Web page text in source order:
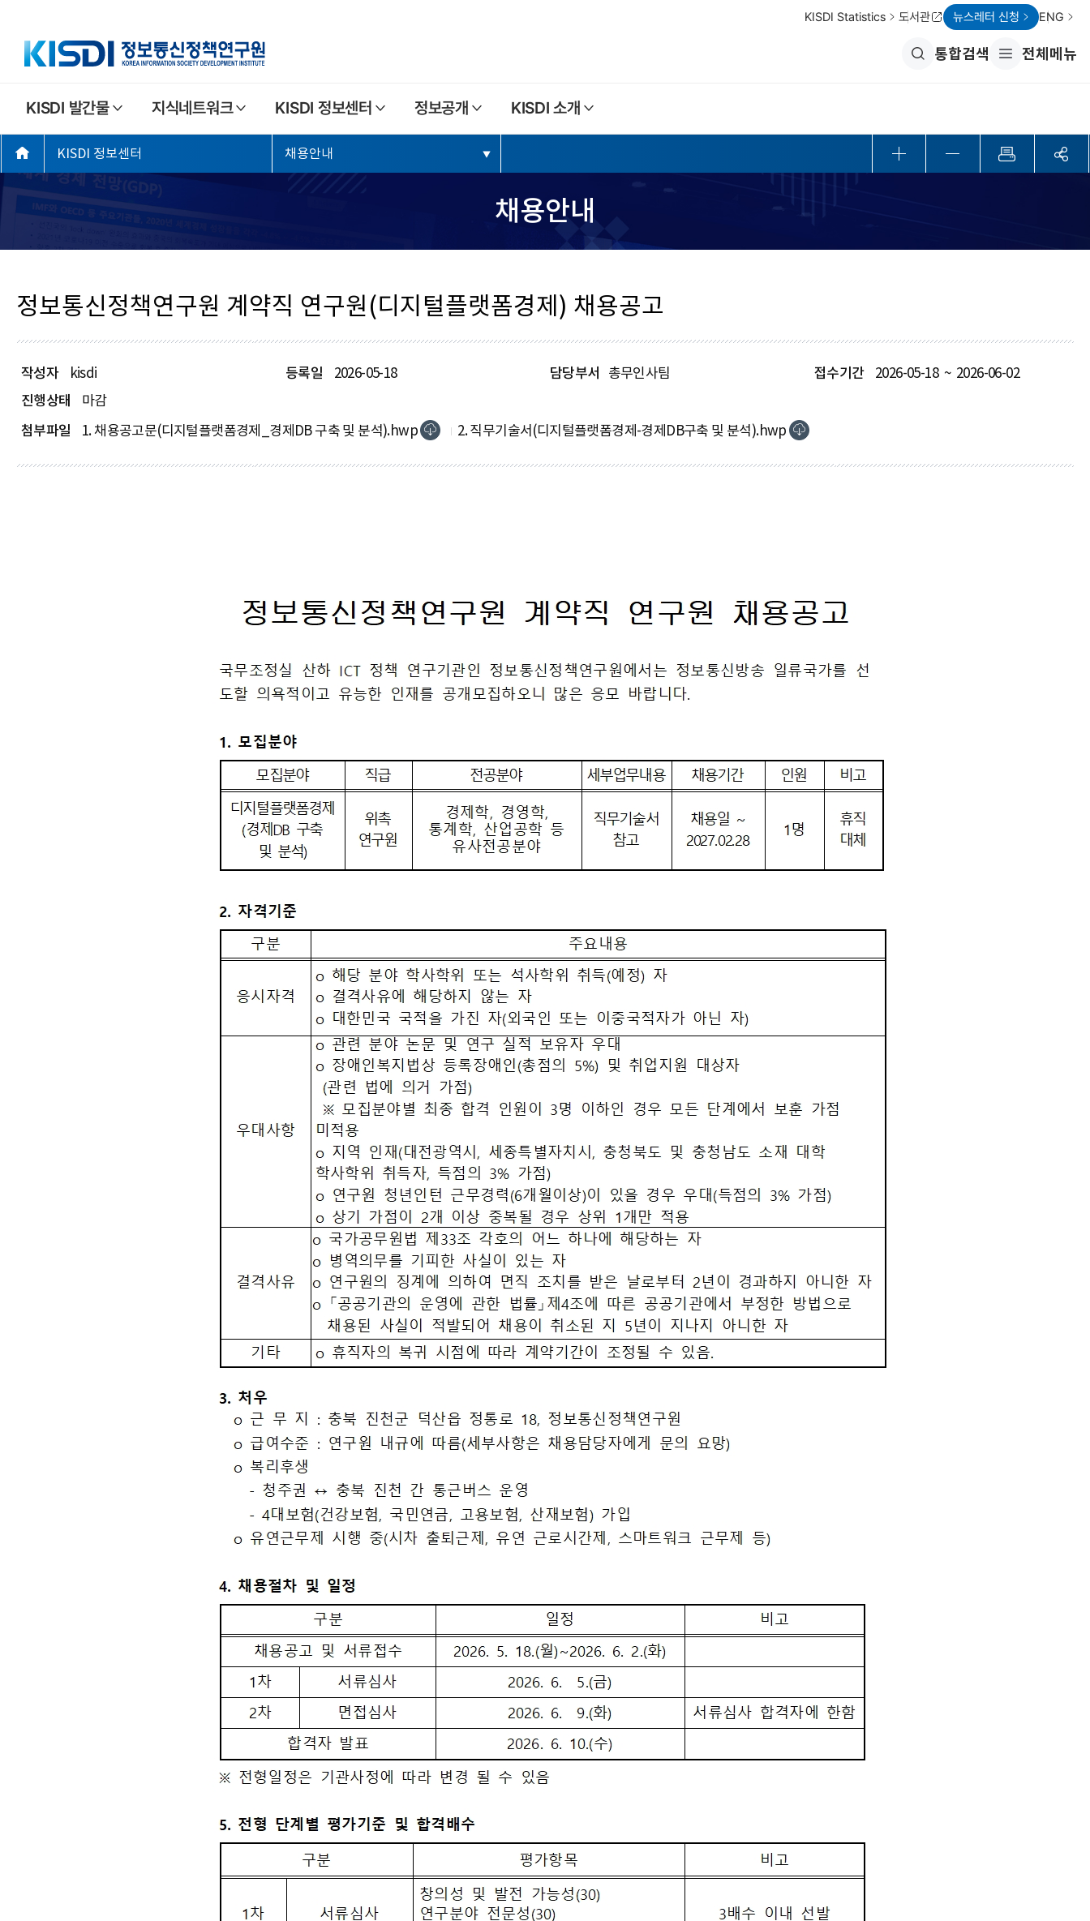
KISDI Statistics 도서관 뉴스레터 신청 ENG
통합검색 전체메뉴
전
열
기
주
요
메
뉴
KISDI 발간물 지식네트워크 KISDI 정보센터 정보공개 KISDI 소개
좌
측
메
KISDI 정보센터 채용안내
채용안내
정보통신정책연구원 계약직 연구원(디지털플랫폼경제) 채용공고
작성자 kisdi 등록일 2026-05-18 담당부서 총무인사팀 접수기간
2026-05-18 ~ 2026-06-02
진행상태
마감
첨부파일
1. 채용공고문(디지털플랫폼경제_경제DB 구축 및 분석).hwp 2. 직무기술서(디지털플랫폼경제-경제DB구축 및 분석).hwp